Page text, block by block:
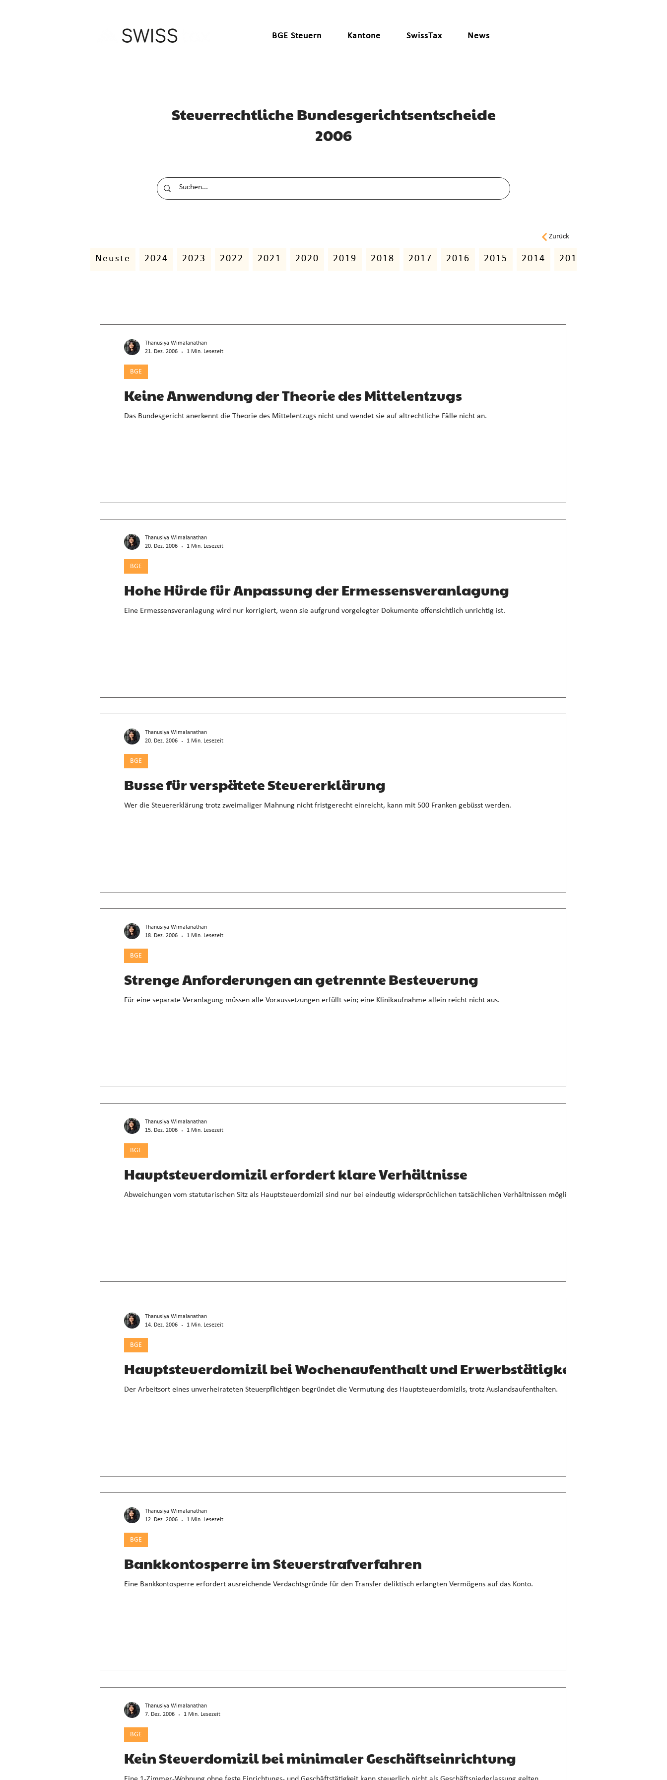
BGE Steuern Kantone SwissTax News
Steuerrechtliche Bundesgerichtsentscheide
2006
Zurück
Neuste 2024 2023 2022 2021 2020 2019 2018 2017 2016 2015 2014 2013
Keine Anwendung der Theorie des Mittelentzugs
Das Bundesgericht anerkennt die Theorie des Mittelentzugs nicht und wendet sie auf altrechtliche Fälle nicht an.
BGE
Thanusiya Wimalanathan
21. Dez. 2006
1 Min. Lesezeit
Hohe Hürde für Anpassung der Ermessensveranlagung
Eine Ermessensveranlagung wird nur korrigiert, wenn sie aufgrund vorgelegter Dokumente offensichtlich unrichtig ist.
BGE
Thanusiya Wimalanathan
20. Dez. 2006
1 Min. Lesezeit
Busse für verspätete Steuererklärung
Wer die Steuererklärung trotz zweimaliger Mahnung nicht fristgerecht einreicht, kann mit 500 Franken gebüsst werden.
BGE
Thanusiya Wimalanathan
20. Dez. 2006
1 Min. Lesezeit
Strenge Anforderungen an getrennte Besteuerung
Für eine separate Veranlagung müssen alle Voraussetzungen erfüllt sein; eine Klinikaufnahme allein reicht nicht aus.
BGE
Thanusiya Wimalanathan
18. Dez. 2006
1 Min. Lesezeit
Hauptsteuerdomizil erfordert klare Verhältnisse
Abweichungen vom statutarischen Sitz als Hauptsteuerdomizil sind nur bei eindeutig widersprüchlichen tatsächlichen Verhältnissen möglich.
BGE
Thanusiya Wimalanathan
15. Dez. 2006
1 Min. Lesezeit
Hauptsteuerdomizil bei Wochenaufenthalt und Erwerbstätigkeit
Der Arbeitsort eines unverheirateten Steuerpflichtigen begründet die Vermutung des Hauptsteuerdomizils, trotz Auslandsaufenthalten.
BGE
Thanusiya Wimalanathan
14. Dez. 2006
1 Min. Lesezeit
Bankkontosperre im Steuerstrafverfahren
Eine Bankkontosperre erfordert ausreichende Verdachtsgründe für den Transfer deliktisch erlangten Vermögens auf das Konto.
BGE
Thanusiya Wimalanathan
12. Dez. 2006
1 Min. Lesezeit
Kein Steuerdomizil bei minimaler Geschäftseinrichtung
BGE
Thanusiya Wimalanathan
7. Dez. 2006
1 Min. Lesezeit